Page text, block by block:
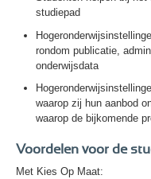
studiepad
rondom publicatie,
onderwijsdata
waarop zij hun aanbod
waarop de bijkomende
Voordelen voor de
Met Kies Op Maat: